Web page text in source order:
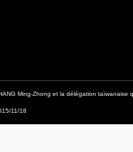
Ming-Zhong et la délégation
11/18